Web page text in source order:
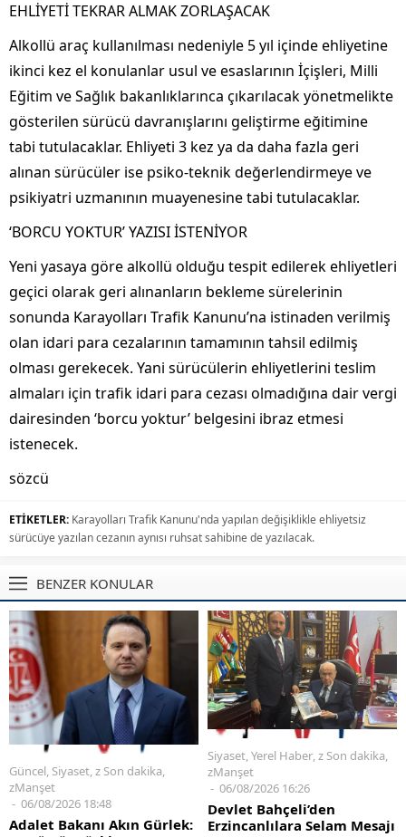
EHLİYETİ TEKRAR ALMAK ZORLAŞACAK
Alkollü araç kullanılması nedeniyle 5 yıl içinde ehliyetine
ikinci kez el konulanlar usul ve esaslarının İçişleri, Milli
Eğitim ve Sağlık bakanlıklarınca çıkarılacak yönetmelikte
gösterilen sürücü davranışlarını geliştirme eğitimine
tabi tutulacaklar. Ehliyeti 3 kez ya da daha fazla geri
alınan sürücüler ise psiko-teknik değerlendirmeye ve
psikiyatri uzmanının muayenesine tabi tutulacaklar.
‘BORCU YOKTUR’ YAZISI İSTENİYOR
Yeni yasaya göre alkollü olduğu tespit edilerek ehliyetleri
geçici olarak geri alınanların bekleme sürelerinin
sonunda Karayolları Trafik Kanunu’na istinaden verilmiş
olan idari para cezalarının tamamının tahsil edilmiş
olması gerekecek. Yani sürücülerin ehliyetlerini teslim
almaları için trafik idari para cezası olmadığına dair vergi
dairesinden ‘borcu yoktur’ belgesini ibraz etmesi
istenecek.
sözcü
ETİKETLER: Karayolları Trafik Kanunu'nda yapılan değişiklikle ehliyetsiz
sürücüye yazılan cezanın aynısı ruhsat sahibine de yazılacak.
BENZER KONULAR
Güncel, Siyaset,z Son dakika,
zManşet
06/08/2026 18:48
Adalet Bakanı Akın Gürlek:
Siyaset,Yerel Haber,z Son dakika,
zManşet
06/08/2026 16:26
Devlet Bahçeli’den
Erzincanlılara Selam Mesajı